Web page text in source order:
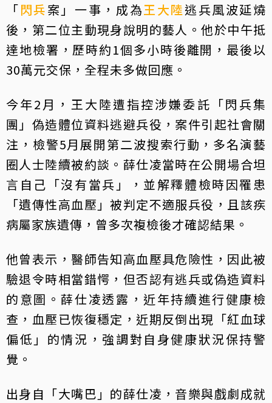
「閃兵案」一事，成為王大陸逃兵風波延燒
後，第二位主動現身說明的藝人。他於中午抵
達地檢署，歷時約1個多小時後離開，最後以
30萬元交保，全程未多做回應。
今年2月，王大陸遭指控涉嫌委託「閃兵集
團」偽造體位資料逃避兵役，案件引起社會關
注，檢警5月展開第二波搜索行動，多名演藝
圈人士陸續被約談。薛仕凌當時在公開場合坦
言自己「沒有當兵」，並解釋體檢時因罹患
「遺傳性高血壓」被判定不適服兵役，且該疾
病屬家族遺傳，曾多次複檢後才確認結果。
他曾表示，醫師告知高血壓具危險性，因此被
驗退令時相當錯愕，但否認有逃兵或偽造資料
的意圖。薛仕凌透露，近年持續進行健康檢
查，血壓已恢復穩定，近期反倒出現「紅血球
偏低」的情況，強調對自身健康狀況保持警
覺。
出身自「大嘴巴」的薛仕凌，音樂與戲劇成就